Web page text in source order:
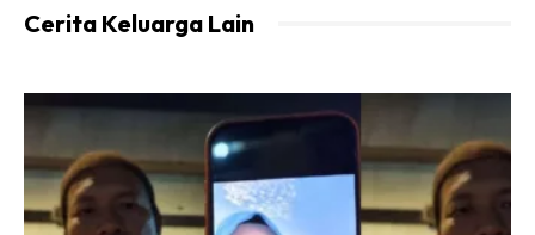
Cukup Rasa Masam, Manis, Pedas
CARA MEMASAK:
Kisarkan cili merah, cili padi,bawang putih dan air
2. Masukkan ke dalam periuk. Masukkan pula cuka, jus limau
Cerita Keluarga Lain